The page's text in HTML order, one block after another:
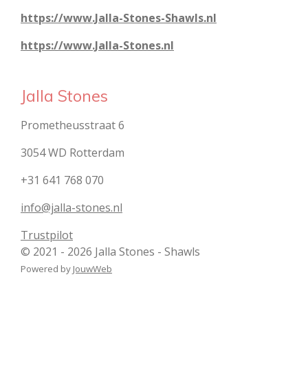
https://www.Jalla-Stones-Shawls.nl
https://www.Jalla-Stones.nl
Jalla Stones
Prometheusstraat 6
3054 WD Rotterdam
+31 641 768 070
info@jalla-stones.nl
Trustpilot
© 2021 - 2026 Jalla Stones - Shawls
Powered by JouwWeb